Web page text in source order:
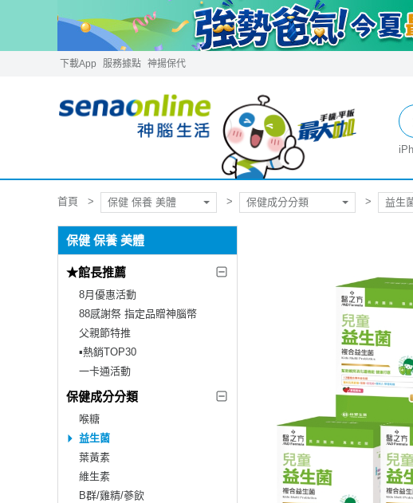
下載App 服務據點 神揚保代
首頁 保健 保養 美體 保健成分分類 益生
保健 保養 美體
★館長推薦
8月優惠活動
88感謝祭 指定品贈神腦幣
父親節特推
▪︎熱銷TOP30
一卡通活動
保健成分分類
喉糖
益生菌
葉黃素
維生素
B群/雞精/蔘飲